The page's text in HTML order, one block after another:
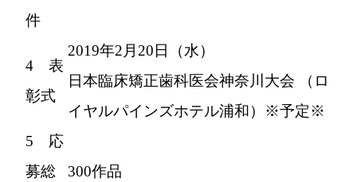
件
4 表
彰式
2019年2月20日（水）
日本臨床矯正歯科医会神奈川大会 （ロ
イヤルパインズホテル浦和）※予定※
5 応
募総
300作品